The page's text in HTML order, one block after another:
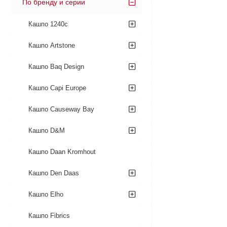
По бренду и серии
Кашпо 1240c
Кашпо Artstone
Кашпо Baq Design
Кашпо Capi Europe
Кашпо Causeway Bay
Кашпо D&M
Кашпо Daan Kromhout
Кашпо Den Daas
Кашпо Elho
Кашпо Fibrics